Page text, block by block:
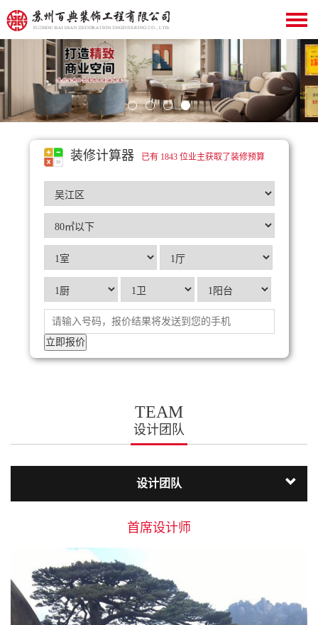
装修计算器 已有 1843 位业主获取了装修预算
TEAM
设计团队
设计团队
首席设计师